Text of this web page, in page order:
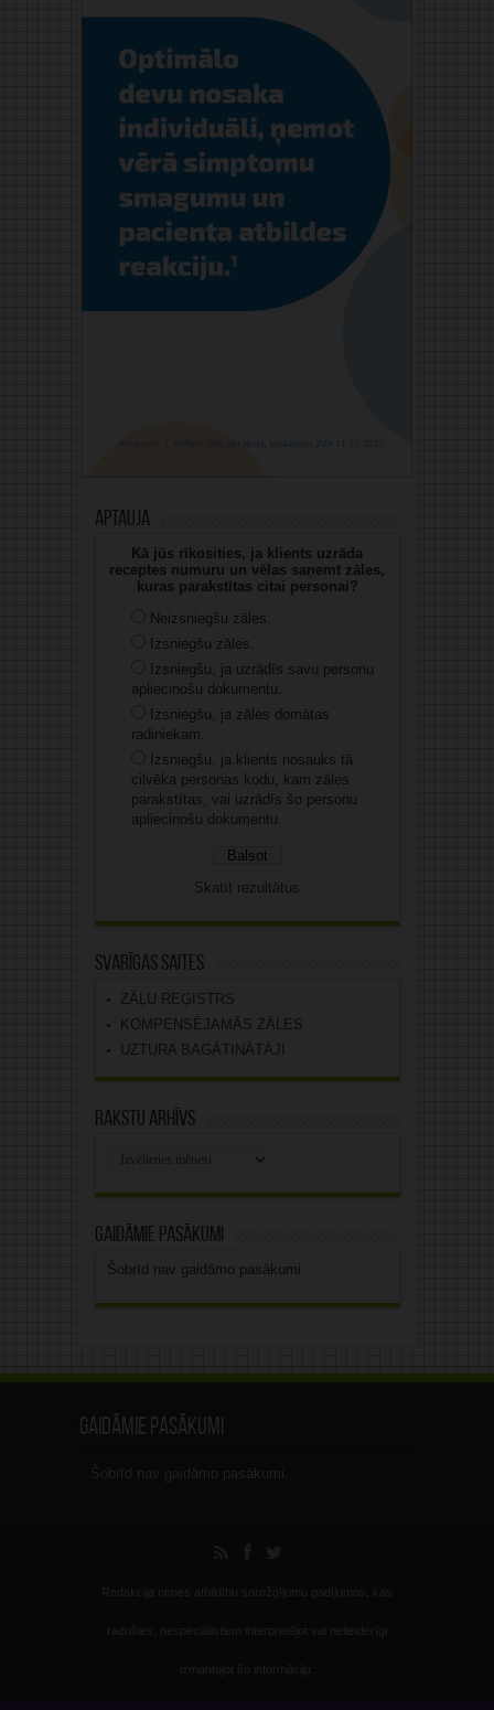
Aptauja
Kā jūs rīkosities, ja klients uzrāda
receptes numuru un vēlas saņemt zāles,
kuras parakstītas citai personai?
Neizsniegšu zāles.
Izsniegšu zāles.
Izsniegšu, ja uzrādīs savu personu
apliecinošu dokumentu.
Izsniegšu, ja zāles domātas
radiniekam.
Izsniegšu, ja klients nosauks tā
cilvēka personas kodu, kam zāles
parakstītas, vai uzrādīs šo personu
apliecinošu dokumentu.
Skatīt rezultātus
Svarīgas saites
ZĀĻU REĢISTRS
KOMPENSĒJAMĀS ZĀLES
UZTURA BAGĀTINĀTĀJI
Rakstu arhīvs
Gaidāmie pasākumi
Šobrīd nav gaidāmo pasākumi.
Gaidāmie pasākumi
Šobrīd nav gaidāmo pasākumi.
Redakcija nenes atbildību sarežģījumu gadījumos, kas